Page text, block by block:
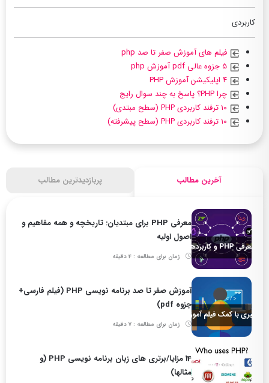
کاربردی
فیلم های آموزش صفر تا صد php
چرا PHP؟ پاسخ به چند سوال رایج
آخرین مطالب پربازدیدترین مطالب
معرفی PHP برای مبتدیان: تاریخچه و همه مفاهیم و
اصول اولیه
زمان برای مطالعه : 4 دقیقه
آموزش صفر تا صد برنامه نویسی PHP (فیلم فارسی+
جزوه pdf)
زمان برای مطالعه : 7 دقیقه
14 مزایا/برتری های زبان برنامه نویسی PHP (و
مثالها)